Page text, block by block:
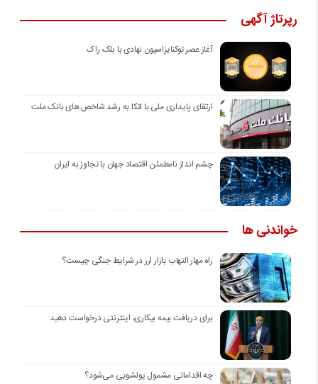
رپرتاژ آگهی
آغاز عصر توکنایزاسیون نهادی با بلک راک
ارتقای پایداری ملی با اتکا به رشد شاخص های بانک ملت
چشم انداز نامطمئن اقتصاد جهان با تجاوز به ایران
خواندنی ها
راه مهار التهاب بازار ارز در شرایط جنگی چیست؟
برای دریافت بیمه بیکاری، اینترنتی درخواست دهید
چه اقداماتی مشمول پولشویی می‌شود؟